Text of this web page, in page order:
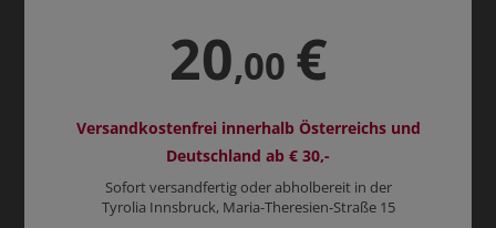
20,00 €
Versandkostenfrei innerhalb Österreichs und
Deutschland ab € 30,-
Sofort versandfertig oder abholbereit in der
Tyrolia Innsbruck, Maria-Theresien-Straße 15